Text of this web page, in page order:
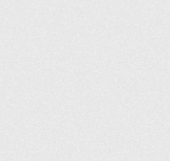
подтверждением
просто место; это
увиденные артефакты,
очаровывать